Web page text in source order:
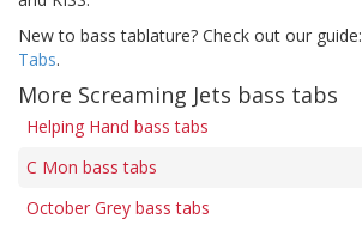
New to bass tablature? Check out our guide:
Tabs.
More Screaming Jets bass tabs
Helping Hand bass tabs
C Mon bass tabs
October Grey bass tabs